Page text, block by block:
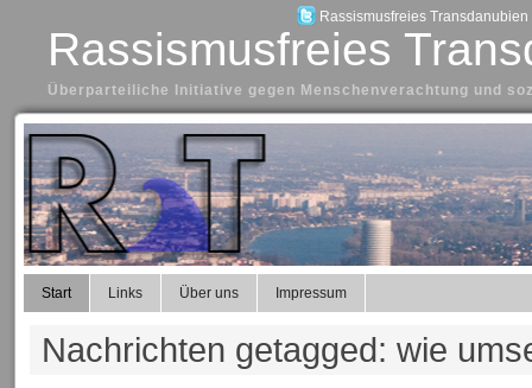
Rassismusfreies Transdanubien
Rassismusfreies
Überparteiliche Initiative gegen Menschenverachtung und
Start Links Über uns Impressum
Nachrichten getagged: wie